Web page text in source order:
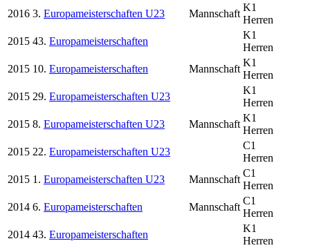
2016 3. Europameisterschaften U23 Mannschaft
K1
Herren
2015 43. Europameisterschaften
K1
Herren
2015 10. Europameisterschaften Mannschaft
K1
Herren
2015 29. Europameisterschaften U23
K1
Herren
2015 8. Europameisterschaften U23 Mannschaft
K1
Herren
2015 22. Europameisterschaften U23
C1
Herren
2015 1. Europameisterschaften U23 Mannschaft
C1
Herren
2014 6. Europameisterschaften Mannschaft
C1
Herren
2014 43. Europameisterschaften
K1
Herren